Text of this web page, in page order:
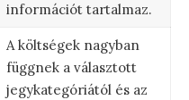
információt tartalmaz.
A költségek nagyban
függnek a választott
jegykategóriától és az